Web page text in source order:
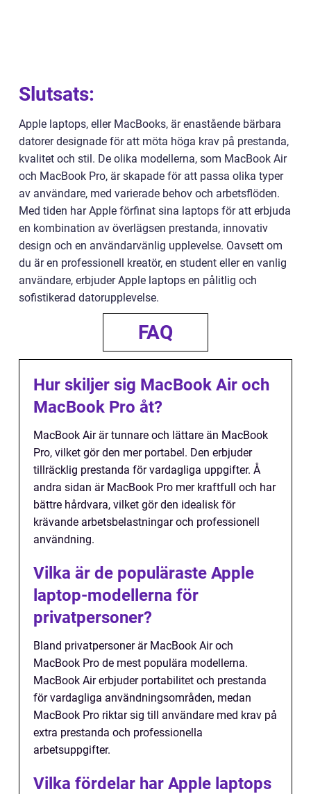
Slutsats:
Apple laptops, eller MacBooks, är enastående bärbara
datorer designade för att möta höga krav på prestanda,
kvalitet och stil. De olika modellerna, som MacBook Air
och MacBook Pro, är skapade för att passa olika typer
av användare, med varierade behov och arbetsflöden.
Med tiden har Apple förfinat sina laptops för att erbjuda
en kombination av överlägsen prestanda, innovativ
design och en användarvänlig upplevelse. Oavsett om
du är en professionell kreatör, en student eller en vanlig
användare, erbjuder Apple laptops en pålitlig och
sofistikerad datorupplevelse.
FAQ
Hur skiljer sig MacBook Air och
MacBook Pro åt?
MacBook Air är tunnare och lättare än MacBook
Pro, vilket gör den mer portabel. Den erbjuder
tillräcklig prestanda för vardagliga uppgifter. Å
andra sidan är MacBook Pro mer kraftfull och har
bättre hårdvara, vilket gör den idealisk för
krävande arbetsbelastningar och professionell
användning.
Vilka är de populäraste Apple
laptop-modellerna för
privatpersoner?
Bland privatpersoner är MacBook Air och
MacBook Pro de mest populära modellerna.
MacBook Air erbjuder portabilitet och prestanda
för vardagliga användningsområden, medan
MacBook Pro riktar sig till användare med krav på
extra prestanda och professionella
arbetsuppgifter.
Vilka fördelar har Apple laptops